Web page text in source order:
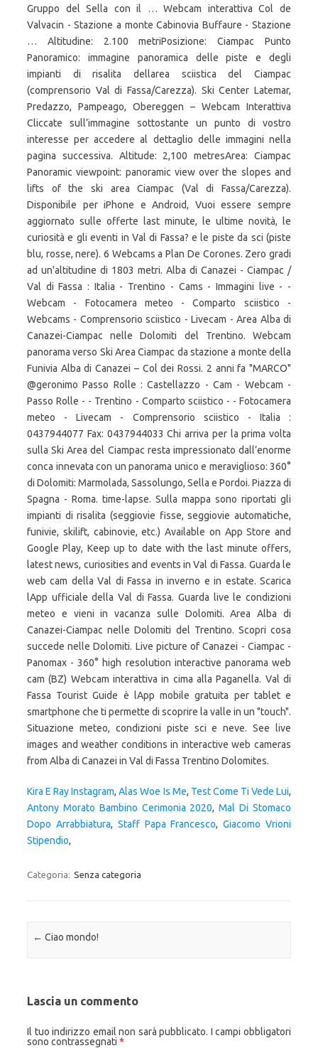
Gruppo del Sella con il … Webcam interattiva Col de
Valvacin - Stazione a monte Cabinovia Buffaure - Stazione
… Altitudine: 2.100 metriPosizione: Ciampac Punto
Panoramico: immagine panoramica delle piste e degli
impianti di risalita dellarea sciistica del Ciampac
(comprensorio Val di Fassa/Carezza). Ski Center Latemar,
Predazzo, Pampeago, Obereggen – Webcam Interattiva
Cliccate sull’immagine sottostante un punto di vostro
interesse per accedere al dettaglio delle immagini nella
pagina successiva. Altitude: 2,100 metresArea: Ciampac
Panoramic viewpoint: panoramic view over the slopes and
lifts of the ski area Ciampac (Val di Fassa/Carezza).
Disponibile per iPhone e Android, Vuoi essere sempre
aggiornato sulle offerte last minute, le ultime novità, le
curiosità e gli eventi in Val di Fassa? e le piste da sci (piste
blu, rosse, nere). 6 Webcams a Plan De Corones. Zero gradi
ad un'altitudine di 1803 metri. Alba di Canazei - Ciampac /
Val di Fassa : Italia - Trentino - Cams - Immagini live - -
Webcam - Fotocamera meteo - Comparto sciistico -
Webcams - Comprensorio sciistico - Livecam - Area Alba di
Canazei-Ciampac nelle Dolomiti del Trentino. Webcam
panorama verso Ski Area Ciampac da stazione a monte della
Funivia Alba di Canazei – Col dei Rossi. 2 anni fa "MARCO"
@geronimo Passo Rolle : Castellazzo - Cam - Webcam -
Passo Rolle - - Trentino - Comparto sciistico - - Fotocamera
meteo - Livecam - Comprensorio sciistico - Italia :
0437944077 Fax: 0437944033 Chi arriva per la prima volta
sulla Ski Area del Ciampac resta impressionato dall’enorme
conca innevata con un panorama unico e meraviglioso: 360°
di Dolomiti: Marmolada, Sassolungo, Sella e Pordoi. Piazza di
Spagna - Roma. time-lapse. Sulla mappa sono riportati gli
impianti di risalita (seggiovie fisse, seggiovie automatiche,
funivie, skilift, cabinovie, etc.) Available on App Store and
Google Play, Keep up to date with the last minute offers,
latest news, curiosities and events in Val di Fassa. Guarda le
web cam della Val di Fassa in inverno e in estate. Scarica
lApp ufficiale della Val di Fassa. Guarda live le condizioni
meteo e vieni in vacanza sulle Dolomiti. Area Alba di
Canazei-Ciampac nelle Dolomiti del Trentino. Scopri cosa
succede nelle Dolomiti. Live picture of Canazei - Ciampac -
Panomax - 360° high resolution interactive panorama web
cam (BZ) Webcam interattiva in cima alla Paganella. Val di
Fassa Tourist Guide è lApp mobile gratuita per tablet e
smartphone che ti permette di scoprire la valle in un "touch".
Situazione meteo, condizioni piste sci e neve. See live
images and weather conditions in interactive web cameras
from Alba di Canazei in Val di Fassa Trentino Dolomites.
Kira E Ray Instagram,Alas Woe Is Me, Test Come Ti Vede Lui,
Antony Morato Bambino Cerimonia 2020,Mal Di Stomaco
Dopo Arrabbiatura, Staff Papa Francesco,Giacomo Vrioni
Stipendio,
Categoria: Senza categoria
Navigazione articolo
← Ciao mondo!
Lascia un commento
Il tuo indirizzo email non sarà pubblicato. I campi obbligatori
sono contrassegnati *